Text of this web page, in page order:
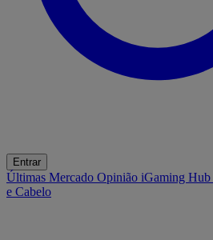
Entrar
Últimas Mercado Opinião iGaming Hub
e Cabelo